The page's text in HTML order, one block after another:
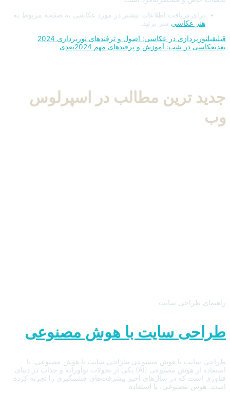
برای دریافت اطلاعات بیشتر در مورد عکاسی به صفحه مربوط به
هنر عکاسی سر بزنید.
قبلیقبلنورپردازی در عکاسی: اصول و ترفندهای نورپردازی 2024
بعدیعکاسی در شب: آموزش و ترفندهای مهم 2024 بعدی
جدید ترین مطالب در
اسپرلوس
وب
راهنمای طراحی سایت
طراحی سایت با هوش مصنوعی
طراحی سایت با هوش مصنوعی طراحی سایت با هوش مصنوعی: با
استفاده از هوش مصنوعی (AI) یکی از تحولات نوآورانه و جذاب در دنیای
فناوری است که در سال‌های اخیر پیشرفت‌های چشمگیری را تجربه کرده
است. هوش مصنوعی، با استفاده